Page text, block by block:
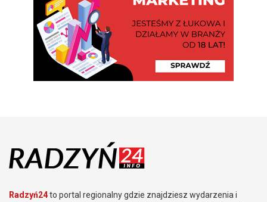
Radzyń24to portal regionalny gdzie znajdziesz wydarzenia i